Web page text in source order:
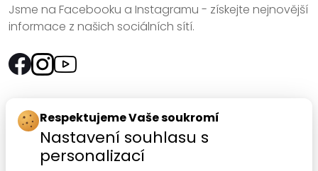
Jsme na Facebooku a Instagramu - získejte nejnovější
informace z našich sociálních sítí.
Rychlý kontakt:
SANOMED, spol. s r.o.
Palackého třída 240/75
Respektujeme Vaše soukromí
Nastavení souhlasu s
personalizací